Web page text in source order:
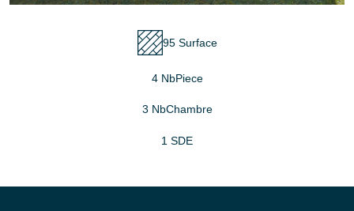
95 Surface
4 NbPiece
3 NbChambre
1 SDE